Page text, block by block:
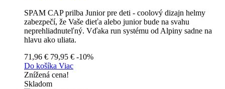
SPAM CAP prilba Junior pre deti - coolový dizajn helmy
zabezpečí, že Vaše dieťa alebo junior bude na svahu
neprehliadnuteľný. Vďaka run systému od Alpiny sadne na
hlavu ako uliata.
71,96 € 79,95 € -10%
Do košíka Viac
Znížená cena!
Skladom